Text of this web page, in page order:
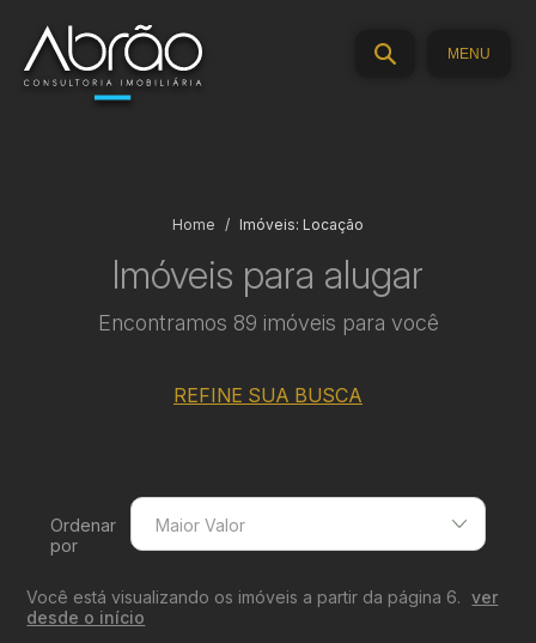
MENU
Home Imóveis: Locação
Imóveis para alugar
Encontramos 89 imóveis para você
REFINE SUA BUSCA
Ordenar
por
Maior Valor
Maior Valor
Você está visualizando os imóveis a partir da página 6.
ver
desde o início